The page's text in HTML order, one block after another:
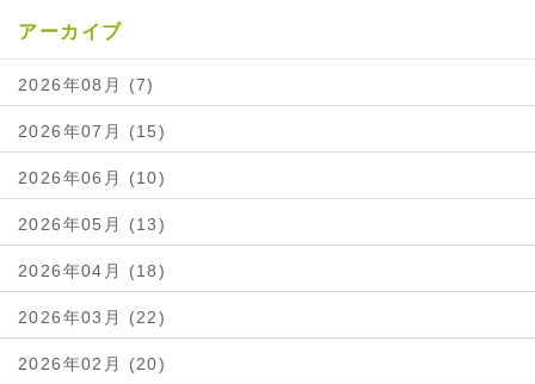
アーカイブ
2026年08月 (7)
2026年07月 (15)
2026年06月 (10)
2026年05月 (13)
2026年04月 (18)
2026年03月 (22)
2026年02月 (20)